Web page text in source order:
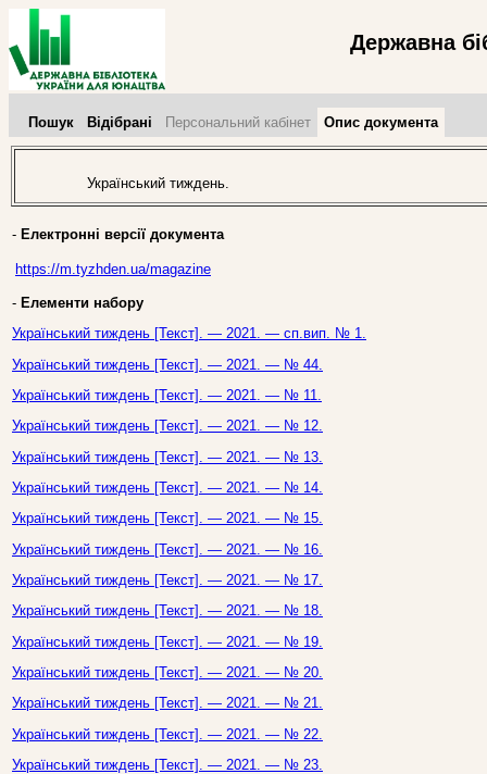
Державна
Пошук Відібрані Персональний кабінет Опис документа
Український тиждень.
- Електронні версії документа
https://m.tyzhden.ua/magazine
- Елементи набору
Український тиждень [Текст]. — 2021. — сп.вип. № 1.
Український тиждень [Текст]. — 2021. — № 44.
Український тиждень [Текст]. — 2021. — № 11.
Український тиждень [Текст]. — 2021. — № 12.
Український тиждень [Текст]. — 2021. — № 13.
Український тиждень [Текст]. — 2021. — № 14.
Український тиждень [Текст]. — 2021. — № 15.
Український тиждень [Текст]. — 2021. — № 16.
Український тиждень [Текст]. — 2021. — № 17.
Український тиждень [Текст]. — 2021. — № 18.
Український тиждень [Текст]. — 2021. — № 19.
Український тиждень [Текст]. — 2021. — № 20.
Український тиждень [Текст]. — 2021. — № 21.
Український тиждень [Текст]. — 2021. — № 22.
Український тиждень [Текст]. — 2021. — № 23.